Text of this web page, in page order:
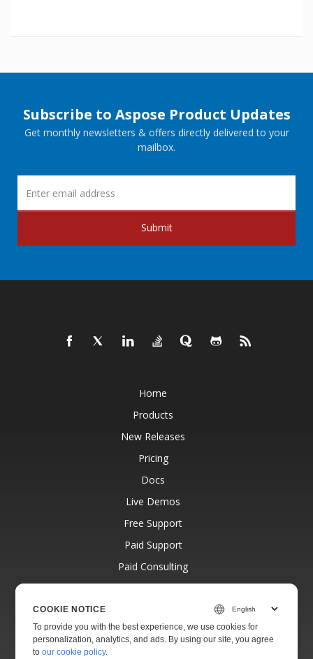
Subscribe to Aspose Product Updates
Get monthly newsletters & offers directly delivered to your
mailbox.
Submit
Home
Products
New Releases
Pricing
Docs
Live Demos
Free Support
Paid Support
Paid Consulting
Blog
About
COOKIE NOTICE
To provide you with the best experience, we use cookies for
personalization, analytics, and ads. By using our site, you agree
toour cookie policy.